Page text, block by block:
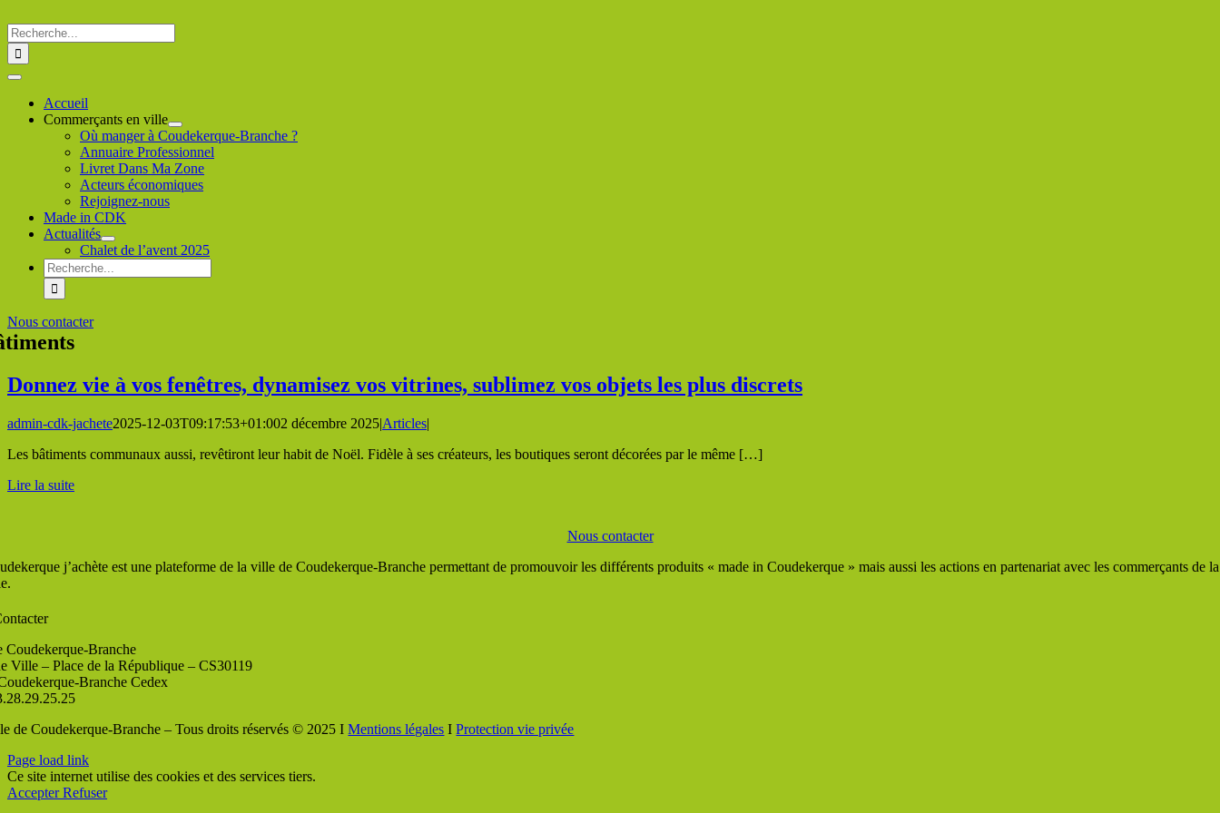
au
contenu
Rechercher
:
Toggle
NavigationAccueil
Commerçants en ville
Où manger à Coudekerque-Branche ?
Annuaire Professionnel
Livret Dans Ma Zone
Acteurs économiques
Rejoignez-nous
Made in CDK
Actualités
Chalet de l’avent 2025
Rechercher
:
Nous contacter
Donnez vie à vos fenêtres, dynamisez vos vitrines, sublimez vos objets les plus discrets
admin-cdk-jachete2025-12-03T09:17:53+01:002 décembre 2025|Articles|
Les bâtiments communaux aussi, revêtiront leur habit de Noël. Fidèle à ses créateurs, les boutiques seront décorées par le même […]
Lire la suite
Nous contacter
j’achète est une plateforme de la ville de Coudekerque-Branche permettant de promouvoir les différents produits « made in Coudekerque » mais aussi les actions en partenariat avec les commerçants de la
Coudekerque-Branche
Ville – Place de la République – CS30119
Branche Cedex
de Coudekerque-Branche – Tous droits réservés © 2025 IMentions légales IProtection vie privée
Page load link
Ce site internet utilise des cookies et des services tiers.
AccepterRefuser